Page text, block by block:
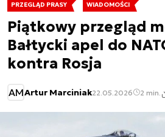
PRZEGLĄD PRASY WIADOMOŚCI
Piątkowy przegląd
Bałtycki apel do
kontra Rosja
AMArtur Marciniak22.05.2026 2 min.